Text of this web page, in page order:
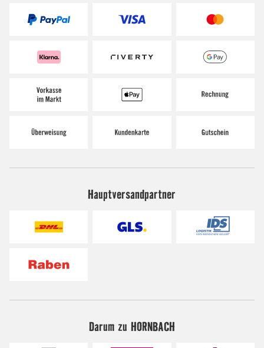
Hauptversandpartner
Darum zu HORNBACH